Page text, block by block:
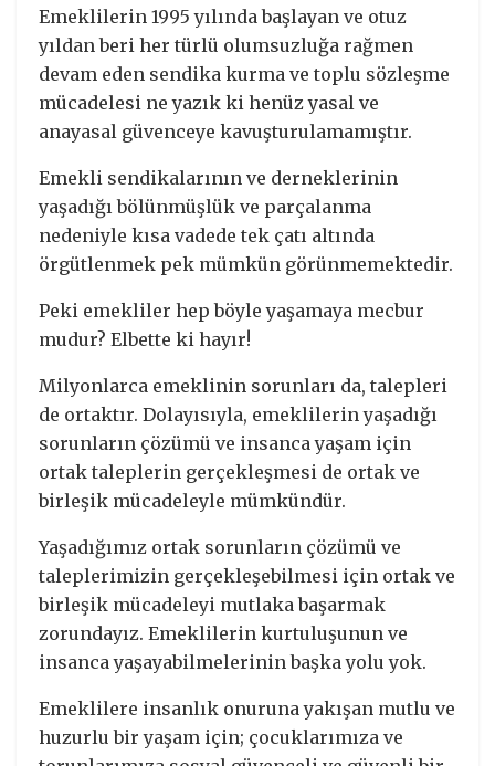
Emeklilerin 1995 yılında başlayan ve otuz
yıldan beri her türlü olumsuzluğa rağmen
devam eden sendika kurma ve toplu sözleşme
mücadelesi ne yazık ki henüz yasal ve
anayasal güvenceye kavuşturulamamıştır.
Emekli sendikalarının ve derneklerinin
yaşadığı bölünmüşlük ve parçalanma
nedeniyle kısa vadede tek çatı altında
örgütlenmek pek mümkün görünmemektedir.
Peki emekliler hep böyle yaşamaya mecbur
mudur? Elbette ki hayır!
Milyonlarca emeklinin sorunları da, talepleri
de ortaktır. Dolayısıyla, emeklilerin yaşadığı
sorunların çözümü ve insanca yaşam için
ortak taleplerin gerçekleşmesi de ortak ve
birleşik mücadeleyle mümkündür.
Yaşadığımız ortak sorunların çözümü ve
taleplerimizin gerçekleşebilmesi için ortak ve
birleşik mücadeleyi mutlaka başarmak
zorundayız. Emeklilerin kurtuluşunun ve
insanca yaşayabilmelerinin başka yolu yok.
Emeklilere insanlık onuruna yakışan mutlu ve
huzurlu bir yaşam için; çocuklarımıza ve